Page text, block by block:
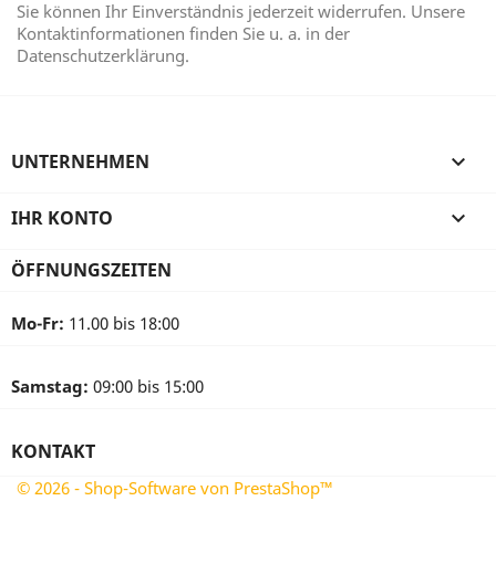
Sie können Ihr Einverständnis jederzeit widerrufen. Unsere
Kontaktinformationen finden Sie u. a. in der
Datenschutzerklärung.
UNTERNEHMEN 
IHR KONTO 
ÖFFNUNGSZEITEN
Mo-Fr: 11.00 bis 18:00
Samstag: 09:00 bis 15:00
KONTAKT
© 2026 - Shop-Software von PrestaShop™